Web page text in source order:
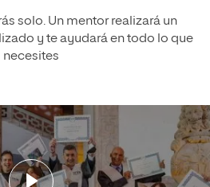
solo. Un mentor realizará un
y te ayudará en todo lo que
necesites